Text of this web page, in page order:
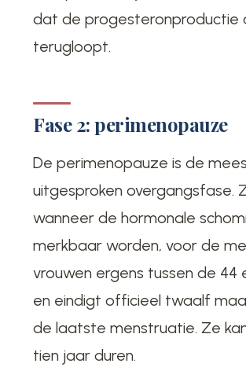
dat de progesteronproductie
terugloopt.
Fase 2: perimenopauze
De perimenopauze is de
uitgesproken overgangsfase.
wanneer de hormonale
merkbaar worden, voor de
vrouwen ergens tussen de 44
en eindigt officieel twaalf
de laatste menstruatie. Ze
tien jaar duren.